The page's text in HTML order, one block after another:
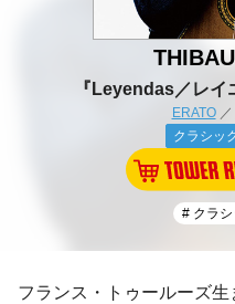
『Leyendas／レイ
ERATO／
クラシッ
# クラ
フランス・トゥールーズ